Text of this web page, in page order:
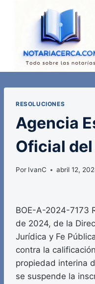
RESOLUCIONES
Agencia
Oficial
Por IvanC abril 12,
BOE-A-2024-7173
de 2024, de la
Jurídica y Fe
contra la
propiedad interina
se suspende la